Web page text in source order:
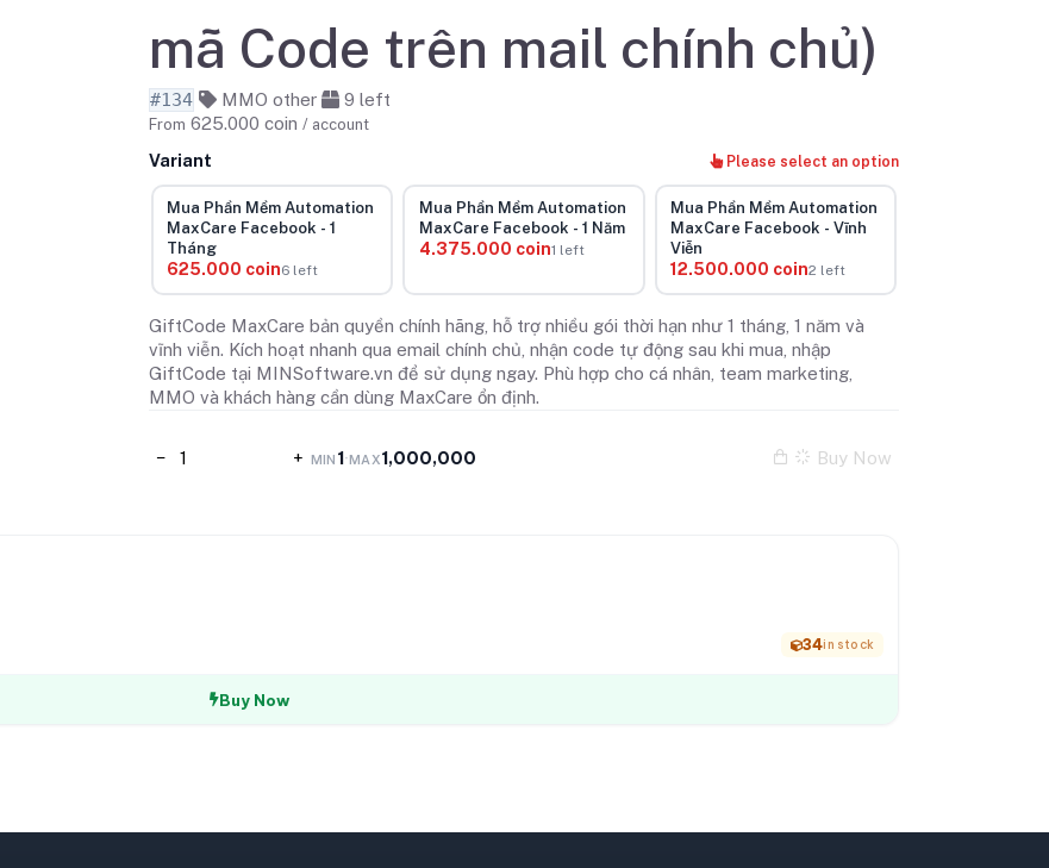
mã Code trên mail chính chủ)
#134 MMO other 9 left
From 625.000 coin / account
Variant Please select an option
Mua Phần Mềm Automation
MaxCare Facebook - 1
Tháng
625.000 coin6 left
Mua Phần Mềm Automation
MaxCare Facebook - 1 Năm
4.375.000 coin1 left
Mua Phần Mềm Automation
MaxCare Facebook - Vĩnh
Viễn
12.500.000 coin2 left
GiftCode MaxCare bản quyền chính hãng, hỗ trợ nhiều gói thời hạn như 1 tháng, 1 năm và
vĩnh viễn. Kích hoạt nhanh qua email chính chủ, nhận code tự động sau khi mua, nhập
GiftCode tại MINSoftware.vn để sử dụng ngay. Phù hợp cho cá nhân, team marketing,
MMO và khách hàng cần dùng MaxCare ổn định.
− + MIN 1·MAX1,000,000 Buy Now
34in stock
Buy Now